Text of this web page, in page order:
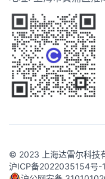
© 2023 上海达雷尔科技
沪ICP备2022035154号-1